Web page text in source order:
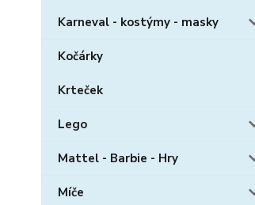
Karneval - kostýmy - masky
Kočárky
Krteček
Lego
Mattel - Barbie - Hry
Míče